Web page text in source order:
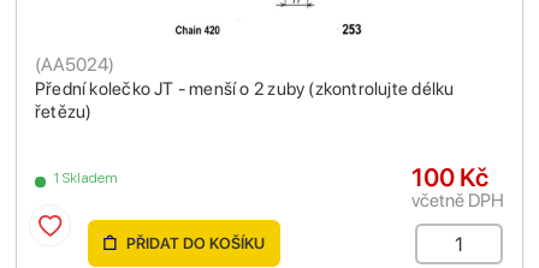
Přední kolečko JT - menší o 2 zuby (zkontrolujte délku
řetězu)
(AA5024)
1 Skladem 100 Kč
včetně DPH
PŘIDAT DO KOŠÍKU